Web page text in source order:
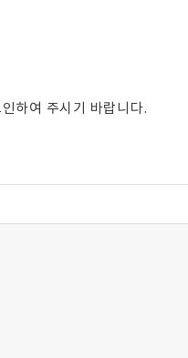
하여 주시기 바랍니다.